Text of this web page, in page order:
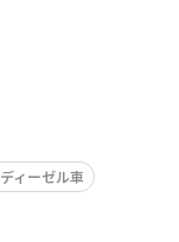
ディーゼル車